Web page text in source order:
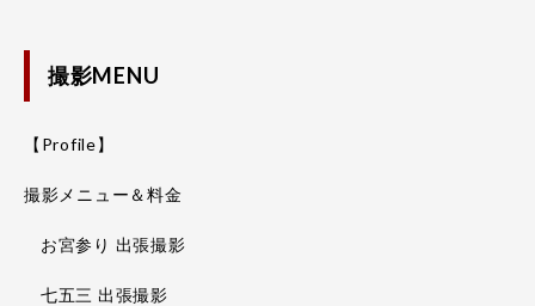
撮影MENU
【Profile】
撮影メニュー＆料金
お宮参り 出張撮影
七五三 出張撮影